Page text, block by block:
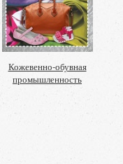
Кожевенно-обувная
промышленность